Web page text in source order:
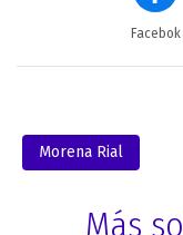
Facebok
Morena Rial
Más